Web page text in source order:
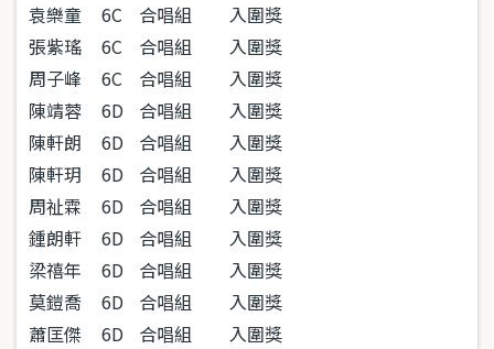
袁樂童
6C 合唱組
入圍獎
張紫瑤
6C 合唱組
入圍獎
周子峰
6C 合唱組
入圍獎
陳靖蓉
6D 合唱組
入圍獎
陳軒朗
6D 合唱組
入圍獎
陳軒玥
6D 合唱組
入圍獎
周祉霖
6D 合唱組
入圍獎
鍾朗軒
6D 合唱組
入圍獎
梁禧年
6D 合唱組
入圍獎
莫鎧喬
6D 合唱組
入圍獎
蕭匡傑
6D 合唱組
入圍獎